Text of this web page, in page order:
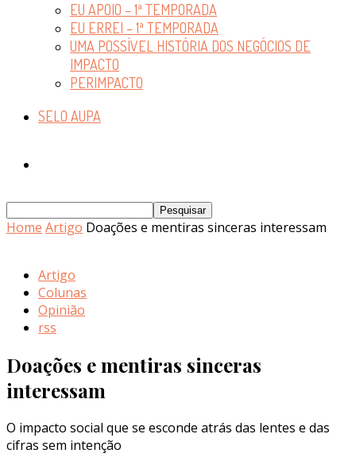
EU APOIO – 1ª TEMPORADA
EU ERREI – 1ª TEMPORADA
UMA POSSÍVEL HISTÓRIA DOS NEGÓCIOS DE
IMPACTO
PERIMPACTO
SELO AUPA
Home Artigo Doações e mentiras sinceras interessam
Artigo
Colunas
Opinião
rss
Doações e mentiras sinceras
interessam
O impacto social que se esconde atrás das lentes e das
cifras sem intenção